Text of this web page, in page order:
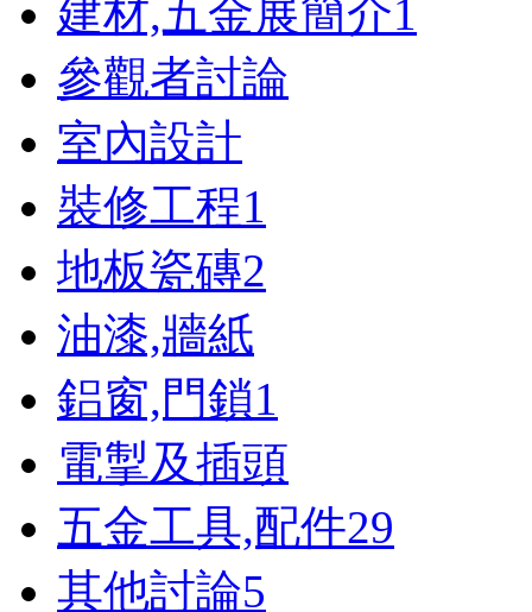
建材,五金展簡介1
參觀者討論
室內設計
裝修工程1
地板瓷磚2
油漆,牆紙
鋁窗,門鎖1
電掣及插頭
五金工具,配件29
其他討論5